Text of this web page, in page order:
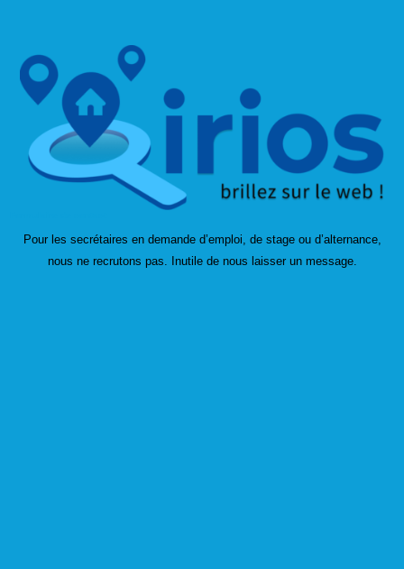
Pour les secrétaires en demande d’emploi, de stage ou d’alternance,
nous ne recrutons pas. Inutile de nous laisser un message.